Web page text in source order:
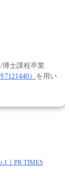
博士課程卒業
7121440） を用い
｜PR TIMES